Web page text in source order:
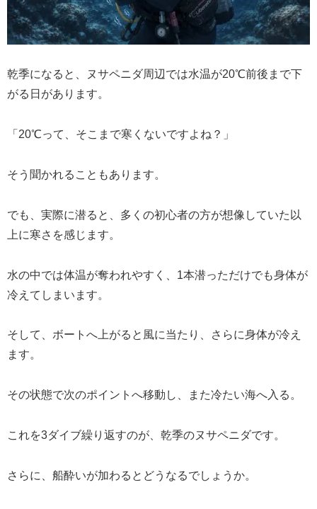
乾季になると、ヌサペニダ周辺では水温が20℃前後まで下
がる日があります。
「20℃って、そこまで寒くないですよね？」
そう聞かれることもあります。
でも、実際に潜ると、多くの初心者の方が想像していた以
上に寒さを感じます。
水の中では体温が奪われやすく、1本潜っただけでも身体が
冷えてしまいます。
そして、ボートへ上がると風に当たり、さらに身体が冷え
ます。
その状態で次のポイントへ移動し、また冷たい海へ入る。
これを3ダイブ繰り返すのが、乾季のヌサペニダです。
さらに、船酔いが加わるとどうなるでしょうか。